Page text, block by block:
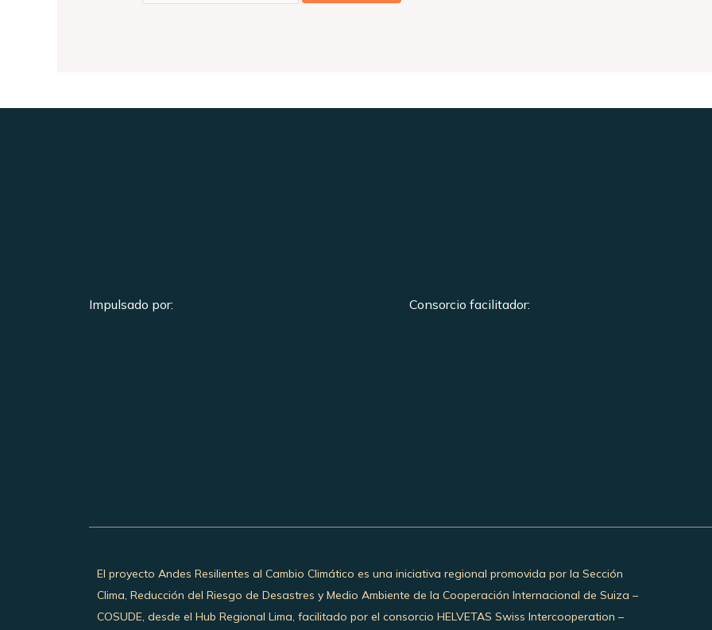
Impulsado por: Consorcio facilitador:
El proyecto Andes Resilientes al Cambio Climático es una iniciativa regional promovida por la Sección
Clima, Reducción del Riesgo de Desastres y Medio Ambiente de la Cooperación Internacional de Suiza –
COSUDE, desde el Hub Regional Lima, facilitado por el consorcio HELVETAS Swiss Intercooperation –